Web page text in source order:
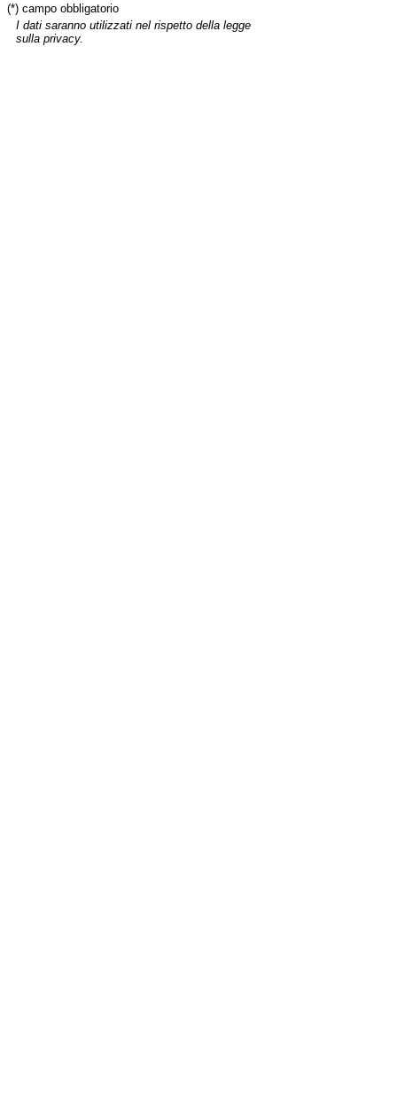
(*) campo obbligatorio
I dati saranno utilizzati nel rispetto della legge
sulla privacy.